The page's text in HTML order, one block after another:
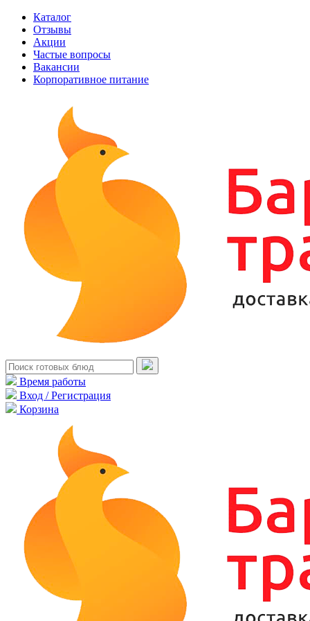
Каталог
Отзывы
Акции
Частые вопросы
Вакансии
Корпоративное питание
Время работы
Вход / Регистрация
Корзина